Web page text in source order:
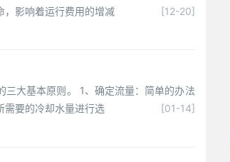
，影响着运行费用的增减
[12-20]
大基本原则。 1、确定流量：简单的办法
需要的冷却水量进行选
[01-14]